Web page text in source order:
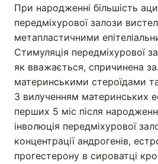
При народженні більшість
передміхурової залози
метапластичними
Стимуляція передміхурової
як вважається, спричинена
материнськими стероїдами
З вилученням материнських
перших 5 міс після
інволюція передміхурової
концентрації андрогенів,
прогестерону в сироватці